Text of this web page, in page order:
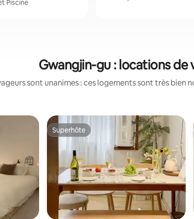
Piscine
Gwangjin-gu : locations de
sont unanimes : ces logements sont très
appréciés Superhôte
Superhôte